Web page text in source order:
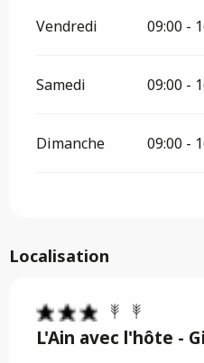
Vendredi 09:00 -
Samedi 09:00 -
Dimanche 09:00 -
Localisation
L'Ain avec l'hôte -